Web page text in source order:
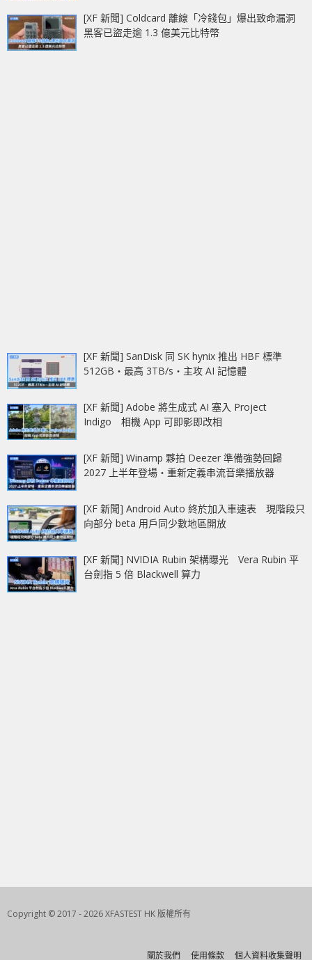
[XF 新聞] Coldcard 離線「冷錢包」爆出致命漏洞
黑客已盜走逾 1.3 億美元比特幣
[XF 新聞] SanDisk 同 SK hynix 推出 HBF 標準
512GB‧最高 3TB/s‧主攻 AI 記憶體
[XF 新聞] Adobe 將生成式 AI 塞入 Project
Indigo 相機 App 可即影即改相
[XF 新聞] Winamp 夥拍 Deezer 準備強勢回歸
2027 上半年登場‧重新定義串流音樂播放器
[XF 新聞] Android Auto 終於加入車速表 現階段只
向部分 beta 用戶同少數地區開放
[XF 新聞] NVIDIA Rubin 架構曝光 Vera Rubin 平
台劍指 5 倍 Blackwell 算力
Copyright © 2017 - 2026 XFASTEST HK 版權所有
關於我們 使用條款 個人資料收集聲明